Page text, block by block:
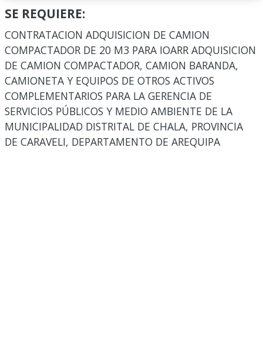
SE REQUIERE:
CONTRATACION ADQUISICION DE CAMION
COMPACTADOR DE 20 M3 PARA IOARR ADQUISICION
DE CAMION COMPACTADOR, CAMION BARANDA,
CAMIONETA Y EQUIPOS DE OTROS ACTIVOS
COMPLEMENTARIOS PARA LA GERENCIA DE
SERVICIOS PÚBLICOS Y MEDIO AMBIENTE DE LA
MUNICIPALIDAD DISTRITAL DE CHALA, PROVINCIA
DE CARAVELI, DEPARTAMENTO DE AREQUIPA